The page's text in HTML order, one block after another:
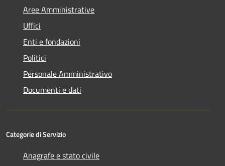
Aree Amministrative
Uffici
Enti e fondazioni
Politici
Personale Amministrativo
Documenti e dati
Categorie di Servizio
Anagrafe e stato civile